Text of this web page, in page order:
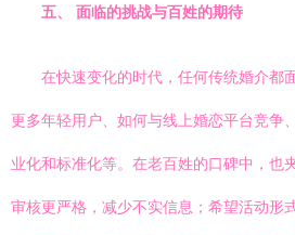
五、 面临的挑战与百姓的期待
在快速变化的时代，任何传统婚介都
更多年轻用户、如何与线上婚恋平台竞争
业化和标准化等。在老百姓的口碑中，也
审核更严格，减少不实信息；希望活动形